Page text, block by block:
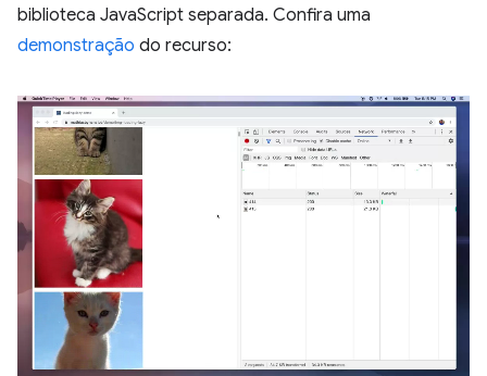
biblioteca JavaScript separada. Confira uma
demonstração do recurso: